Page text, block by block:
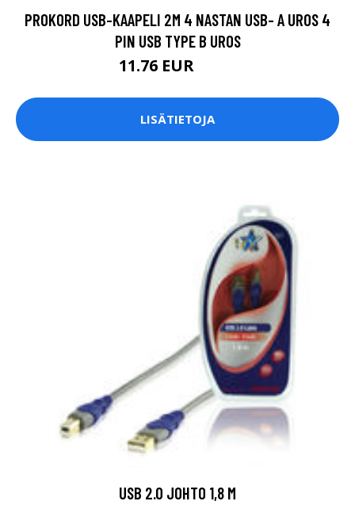
PROKORD USB-KAAPELI 2M 4 NASTAN USB- A UROS 4
PIN USB TYPE B UROS
11.76 EUR
LISÄTIETOJA
USB 2.0 JOHTO 1,8 M